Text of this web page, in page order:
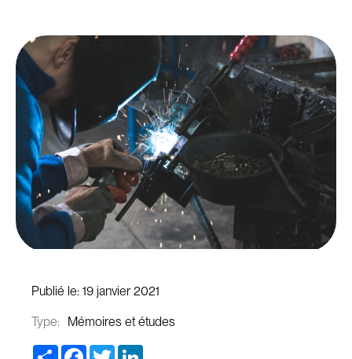
Publié le: 19 janvier 2021
Type: Mémoires et études
Share Facebook
Twitter